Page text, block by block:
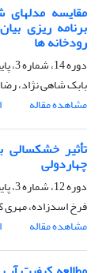
مقایسه
برنامه ریزی
رودخانه ها
دوره 14، شماره 3، پاییز 1397، صفحه
بابک شاهی نژاد،
مشاهده مقاله
تأثیر
چهاردولی
دوره 12، شماره 3، پاییز 1395، صفحه
فرخ اسدزاده، مهری
مشاهده مقاله